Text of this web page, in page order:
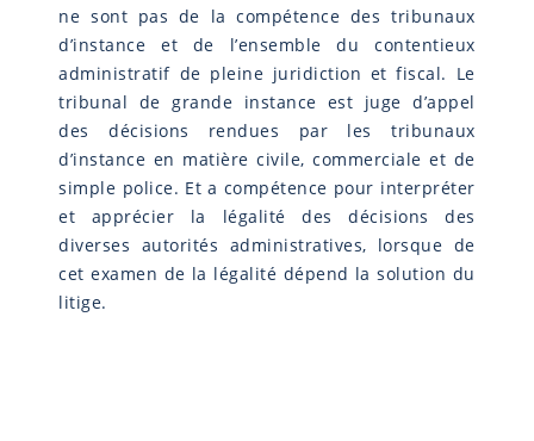
ne sont pas de la compétence des tribunaux
d’instance et de l’ensemble du contentieux
administratif de pleine juridiction et fiscal. Le
tribunal de grande instance est juge d’appel
des décisions rendues par les tribunaux
d’instance en matière civile, commerciale et de
simple police. Et a compétence pour interpréter
et apprécier la légalité des décisions des
diverses autorités administratives, lorsque de
cet examen de la légalité dépend la solution du
litige.